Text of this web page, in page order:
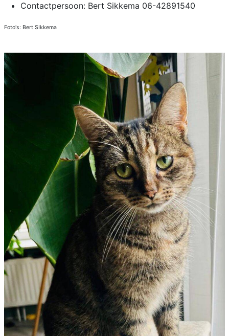
Contactpersoon: Bert Sikkema 06-42891540
Foto's: Bert SIkkema